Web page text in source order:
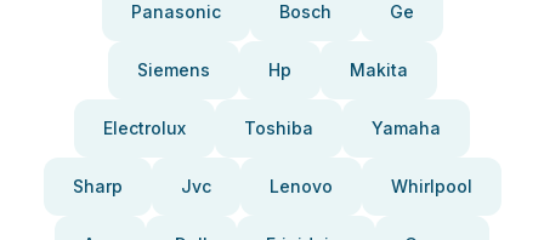
Panasonic Bosch Ge
Siemens Hp Makita
Electrolux Toshiba Yamaha
Sharp Jvc Lenovo Whirlpool